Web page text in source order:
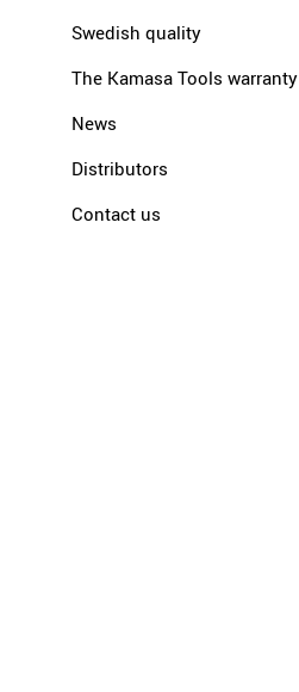
Swedish quality
The Kamasa Tools warranty
News
Distributors
Contact us